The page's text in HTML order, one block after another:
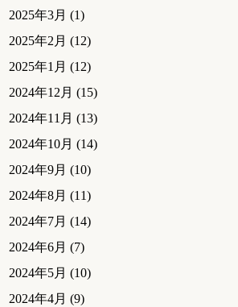
2025年3月 (1)
2025年2月 (12)
2025年1月 (12)
2024年12月 (15)
2024年11月 (13)
2024年10月 (14)
2024年9月 (10)
2024年8月 (11)
2024年7月 (14)
2024年6月 (7)
2024年5月 (10)
2024年4月 (9)